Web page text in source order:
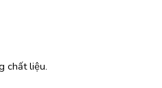
chất liệu.